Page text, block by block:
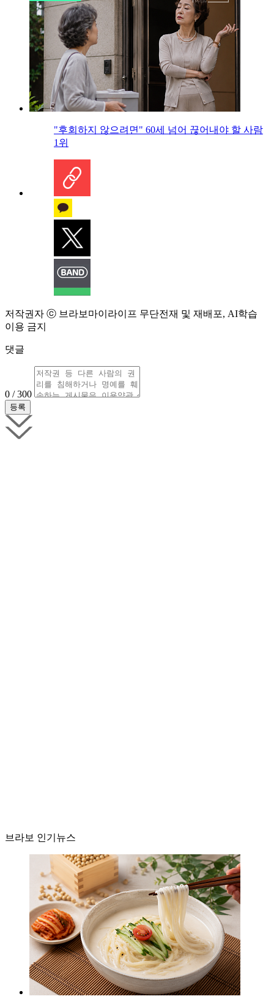
"후회하지 않으려면" 60세 넘어 끊어내야 할 사람
1위
저작권자 ⓒ 브라보마이라이프 무단전재 및 재배포, AI학습
이용 금지
댓글
0 / 300
브라보 인기뉴스